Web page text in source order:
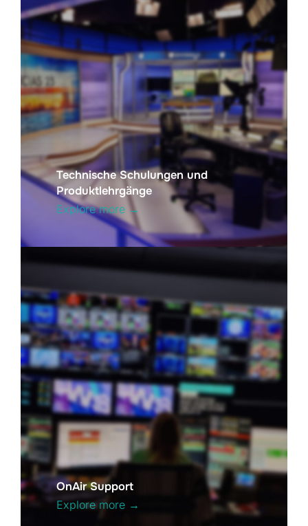
Technische Schulungen und
Produktlehrgänge
Explore more →
OnAir Support
Explore more →